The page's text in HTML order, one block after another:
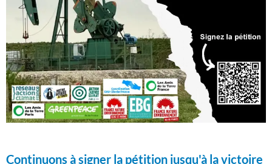
Continuons à signer la pétition jusqu'à la victoire